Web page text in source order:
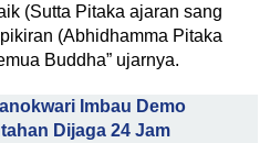
(Sutta Pitaka ajaran sang
(Abhidhamma Pitaka
Buddha” ujarnya.
Imbau Demo
Dijaga 24 Jam